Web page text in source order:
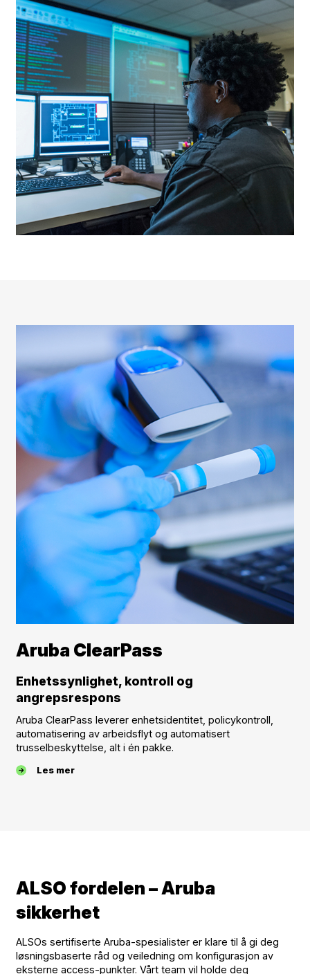
Aruba ClearPass
Enhetssynlighet, kontroll og
angrepsrespons
Aruba ClearPass leverer enhetsidentitet, policykontroll,
automatisering av arbeidsflyt og automatisert
trusselbeskyttelse, alt i én pakke.
Les mer
ALSO fordelen – Aruba
sikkerhet
ALSOs sertifiserte Aruba-spesialister er klare til å gi deg
løsningsbaserte råd og veiledning om konfigurasjon av
eksterne access-punkter. Vårt team vil holde deg